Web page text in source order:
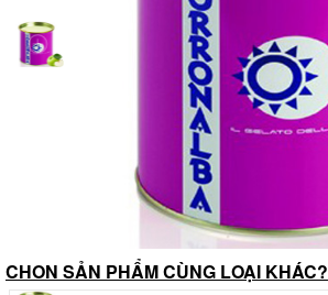
CHON SẢN PHẨM CÙNG LOẠI KHÁC?